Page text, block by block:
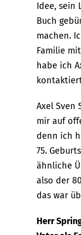
Idee, sein
Buch
machen.
Familie
habe ich
Axel Sven
mir auf
denn ich
75.
ähnliche
also der
das war
Herr